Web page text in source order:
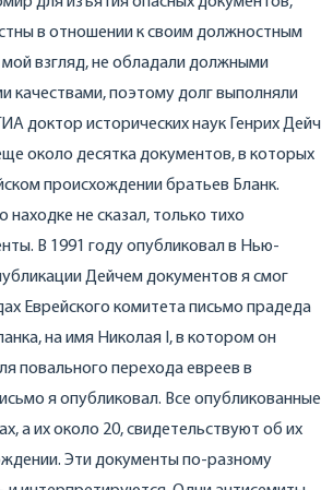
в отношении к своим должностным
взгляд, не обладали должными
качествами, поэтому долг выполняли
доктор исторических наук Генрих Дейч
около десятка документов, в которых
происхождении братьев Бланк.
находке не сказал, только тихо
В 1991 году опубликовал в Нью-
Дейчем документов я смог
Еврейского комитета письмо прадеда
на имя Николая I, в котором он
повального перехода евреев в
я опубликовал. Все опубликованные
а их около 20, свидетельствуют об их
Эти документы по-разному